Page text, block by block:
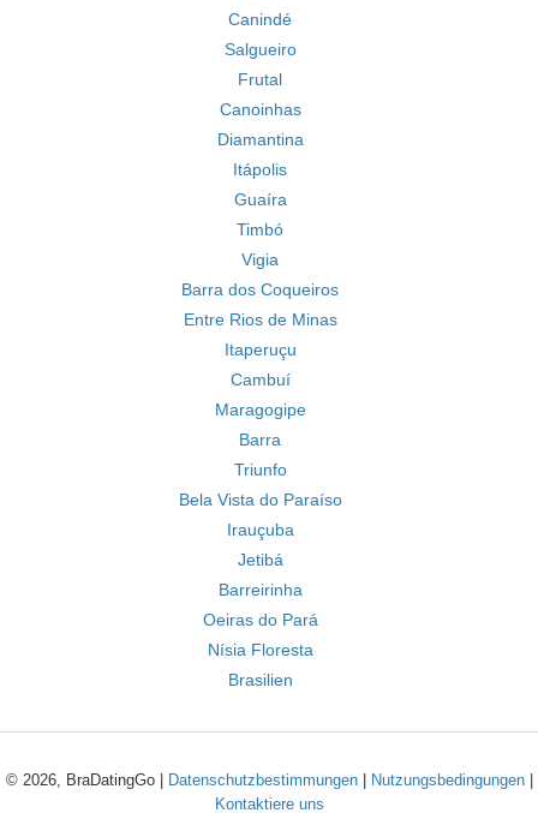
Canindé
Salgueiro
Frutal
Canoinhas
Diamantina
Itápolis
Guaíra
Timbó
Vigia
Barra dos Coqueiros
Entre Rios de Minas
Itaperuçu
Cambuí
Maragogipe
Barra
Triunfo
Bela Vista do Paraíso
Irauçuba
Jetibá
Barreirinha
Oeiras do Pará
Nísia Floresta
Brasilien
© 2026, BraDatingGo | Datenschutzbestimmungen| Nutzungsbedingungen|
Kontaktiere uns